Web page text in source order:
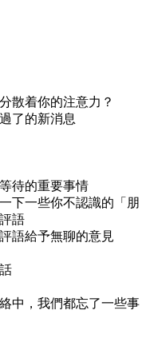
散着你的注意力？
了的新消息
待的重要事情
下一些你不認識的「朋
語
語給予無聊的意見
中，我們都忘了一些事